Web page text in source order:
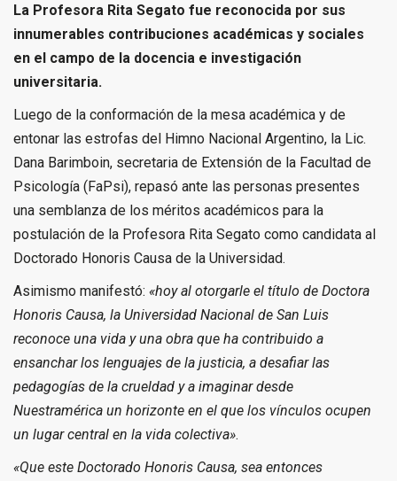
La Profesora Rita Segato fue reconocida por sus
innumerables contribuciones académicas y sociales
en el campo de la docencia e investigación
universitaria.
Luego de la conformación de la mesa académica y de
entonar las estrofas del Himno Nacional Argentino, la Lic.
Dana Barimboin, secretaria de Extensión de la Facultad de
Psicología (FaPsi), repasó ante las personas presentes
una semblanza de los méritos académicos para la
postulación de la Profesora Rita Segato como candidata al
Doctorado Honoris Causa de la Universidad.
Asimismo manifestó: «hoy al otorgarle el título de Doctora
Honoris Causa, la Universidad Nacional de San Luis
reconoce una vida y una obra que ha contribuido a
ensanchar los lenguajes de la justicia, a desafiar las
pedagogías de la crueldad y a imaginar desde
Nuestramérica un horizonte en el que los vínculos ocupen
un lugar central en la vida colectiva».
«Que este Doctorado Honoris Causa, sea entonces